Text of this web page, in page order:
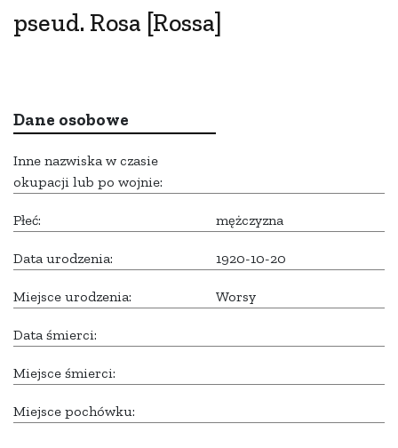
pseud. Rosa [Rossa]
Dane osobowe
Inne nazwiska w czasie
okupacji lub po wojnie:
Płeć: mężczyzna
Data urodzenia: 1920-10-20
Miejsce urodzenia: Worsy
Data śmierci:
Miejsce śmierci:
Miejsce pochówku: